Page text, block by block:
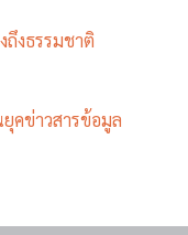
ถึงธรรมชาติ
คข่าวสารข้อมูล